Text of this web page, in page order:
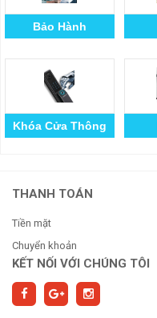
Bảo Hành
Khóa Cửa Thông
THANH TOÁN
Tiền mặt
Chuyển khoản
KẾT NỐI VỚI CHÚNG TÔI